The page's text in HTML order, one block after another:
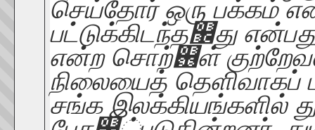
செய்தோர் ஒரு பக்கம்
பட்டுக்கிடந்த஼து
என்ற சொற்஖ள்
நிலையைத் தெளிவாகப்
சங்க இலக்கியங்களில்